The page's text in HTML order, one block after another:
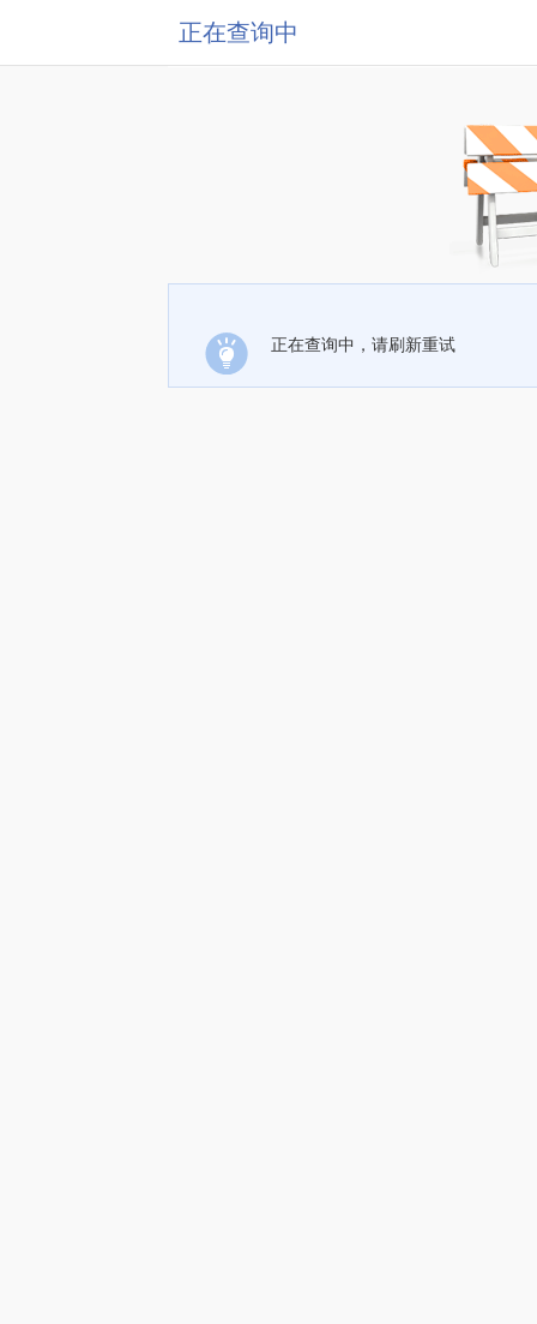
正在查询中
正在查询中，请刷新重试